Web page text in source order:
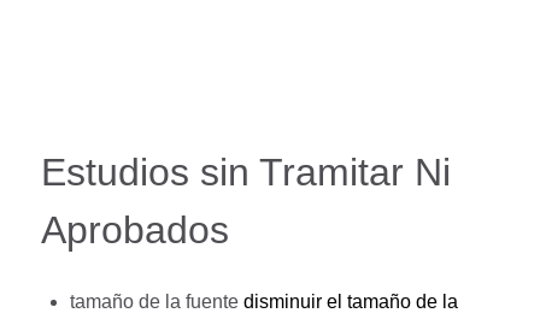
Estudios sin Tramitar Ni
Aprobados
tamaño de la fuente disminuir el tamaño de la